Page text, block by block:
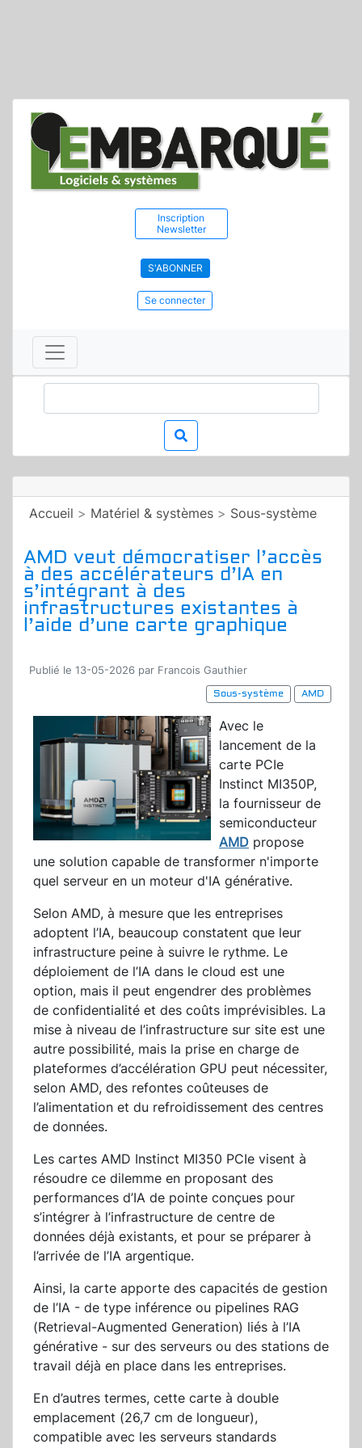
Inscription
Newsletter
S'ABONNER
Se connecter
Accueil > Matériel & systèmes > Sous-système
AMD veut démocratiser l’accès
à des accélérateurs d’IA en
s’intégrant à des
infrastructures existantes à
l’aide d’une carte graphique
Publié le 13-05-2026 par Francois Gauthier
Sous-système
AMD
Avec le
lancement de la
carte PCIe
Instinct MI350P,
la fournisseur de
semiconducteur
AMD propose
une solution capable de transformer n'importe
quel serveur en un moteur d'IA générative.
Selon AMD, à mesure que les entreprises
adoptent l’IA, beaucoup constatent que leur
infrastructure peine à suivre le rythme. Le
déploiement de l’IA dans le cloud est une
option, mais il peut engendrer des problèmes
de confidentialité et des coûts imprévisibles. La
mise à niveau de l’infrastructure sur site est une
autre possibilité, mais la prise en charge de
plateformes d’accélération GPU peut nécessiter,
selon AMD, des refontes coûteuses de
l’alimentation et du refroidissement des centres
de données.
Les cartes AMD Instinct MI350 PCIe visent à
résoudre ce dilemme en proposant des
performances d’IA de pointe conçues pour
s’intégrer à l’infrastructure de centre de
données déjà existants, et pour se préparer à
l’arrivée de l’IA argentique.
Ainsi, la carte apporte des capacités de gestion
de l’IA - de type inférence ou pipelines RAG
(Retrieval-Augmented Generation) liés à l’IA
générative - sur des serveurs ou des stations de
travail déjà en place dans les entreprises.
En d’autres termes, cette carte à double
emplacement (26,7 cm de longueur),
compatible avec les serveurs standards